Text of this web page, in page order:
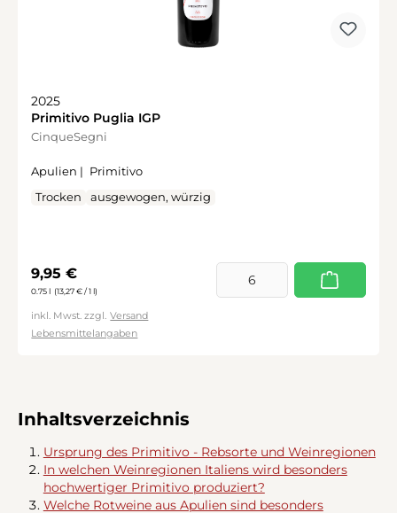
2025
Primitivo Puglia IGP
CinqueSegni
Apulien | Primitivo
Trocken
ausgewogen, würzig
Regulärer Preis:
9,95 €
0.75 l (13,27 € / 1 l)
inkl. Mwst. zzgl. Versand
Lebensmittelangaben
Inhaltsverzeichnis
Ursprung des Primitivo - Rebsorte und Weinregionen
In welchen Weinregionen Italiens wird besonders
hochwertiger Primitivo produziert?
Welche Rotweine aus Apulien sind besonders